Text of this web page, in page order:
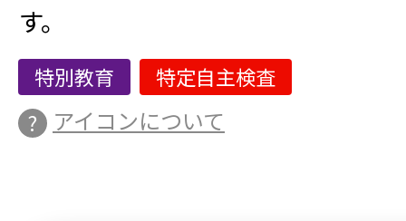
す。
特別教育 特定自主検査
アイコンについて